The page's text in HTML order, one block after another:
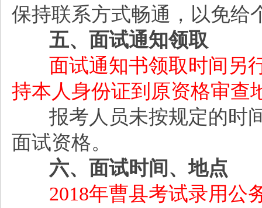
保持联系方式畅通，以免给
五、面试通知领取
面试通知书领取时间另
持本人身份证到原资格审查
报考人员未按规定的时
面试资格。
六、面试时间、地点
2018年曹县考试录用公